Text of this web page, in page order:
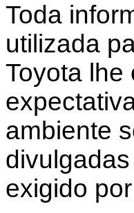
Toda
utilizada
Toyota lhe
ambiente
exigido